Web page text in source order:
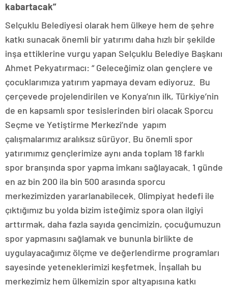
kabartacak”
Selçuklu Belediyesi olarak hem ülkeye hem de şehre
katkı sunacak önemli bir yatırımı daha hızlı bir şekilde
inşa ettiklerine vurgu yapan Selçuklu Belediye Başkanı
Ahmet Pekyatırmacı: “ Geleceğimiz olan gençlere ve
çocuklarımıza yatırım yapmaya devam ediyoruz. Bu
çerçevede projelendirilen ve Konya’nın ilk, Türkiye’nin
de en kapsamlı spor tesislerinden biri olacak Sporcu
Seçme ve Yetiştirme Merkezi’nde yapım
çalışmalarımız aralıksız sürüyor. Bu önemli spor
yatırımımız gençlerimize aynı anda toplam 18 farklı
spor branşında spor yapma imkanı sağlayacak. 1 günde
en az bin 200 ila bin 500 arasında sporcu
merkezimizden yararlanabilecek. Olimpiyat hedefi ile
çıktığımız bu yolda bizim isteğimiz spora olan ilgiyi
arttırmak, daha fazla sayıda gencimizin, çocuğumuzun
spor yapmasını sağlamak ve bununla birlikte de
uygulayacağımız ölçme ve değerlendirme programları
sayesinde yeteneklerimizi keşfetmek. İnşallah bu
merkezimiz hem ülkemizin spor altyapısına katkı